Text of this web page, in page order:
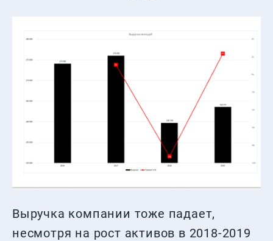
Выручка компании тоже падает,
несмотря на рост активов в 2018-2019